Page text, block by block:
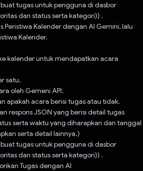
tugas untuk pengguna di dasbor
dan status serta kategori)) .
Peristiwa Kalender dengan AI Gemini, lalu
Kalender.
kalender untuk mendapatkan acara
satu.
oleh Gemeni API.
apakah acara berisi tugas atau tidak.
respons JSON yang berisi detail tugas
serta waktu yang diharapkan dan tanggal
serta detail lainnya.)
tugas untuk pengguna di dasbor
dan status serta kategori)) .
Tugas dengan AI